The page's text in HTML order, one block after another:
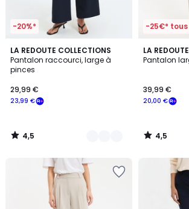
-20%*
LA REDOUTE COLLECTIONS
Pantalon raccourci, large à
pinces
€
souscrivez
notre
programme
23,99 €
29,99 €
4,5
/ 5
2
Couleurs
4,5
/
-25€*
LA
Pantalon
20,00 €
39,99 €
4,5
/ 5
4,5
/